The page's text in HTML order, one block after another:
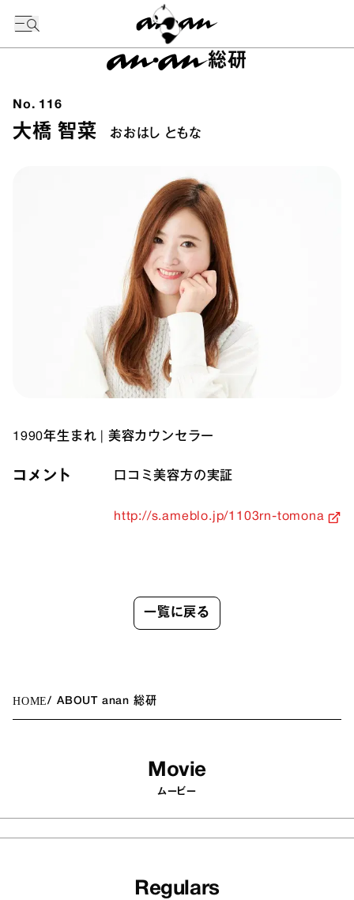
総研
No. 116
大橋 智菜 おおはし ともな
1990年生まれ 美容カウンセラー
コメント 口コミ美容方の実証
http://s.ameblo.jp/1103rn-tomona
一覧に戻る
HOME ABOUT anan 総研
Movie
ムービー
Regulars